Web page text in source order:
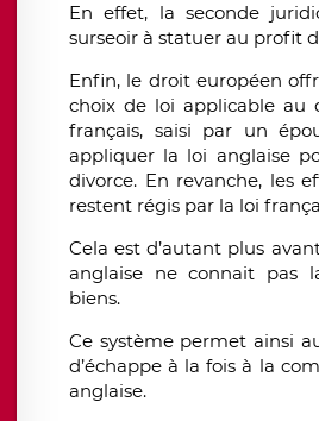
En effet, la seconde
surseoir à statuer au profit
Enfin, le droit européen
choix de loi applicable au
français, saisi par un
appliquer la loi anglaise
divorce. En revanche, les
restent régis par la loi
Cela est d’autant plus
anglaise ne connait pas
biens.
Ce système permet ainsi
d’échappe à la fois à la
anglaise.